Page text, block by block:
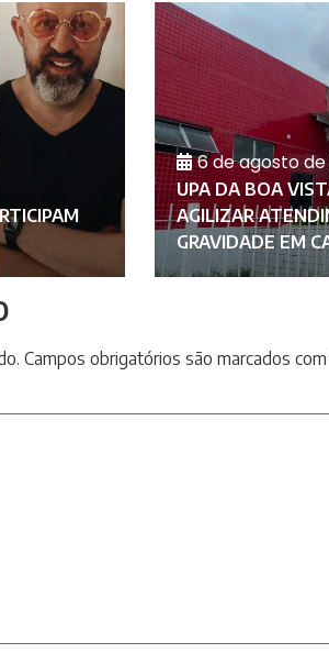
6 de agosto de
UPA DA BOA
AGILIZAR
GRAVIDADE EM
Campos obrigatórios são marcados com